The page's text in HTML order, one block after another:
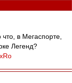
в Мегаспорте,
Легенд?